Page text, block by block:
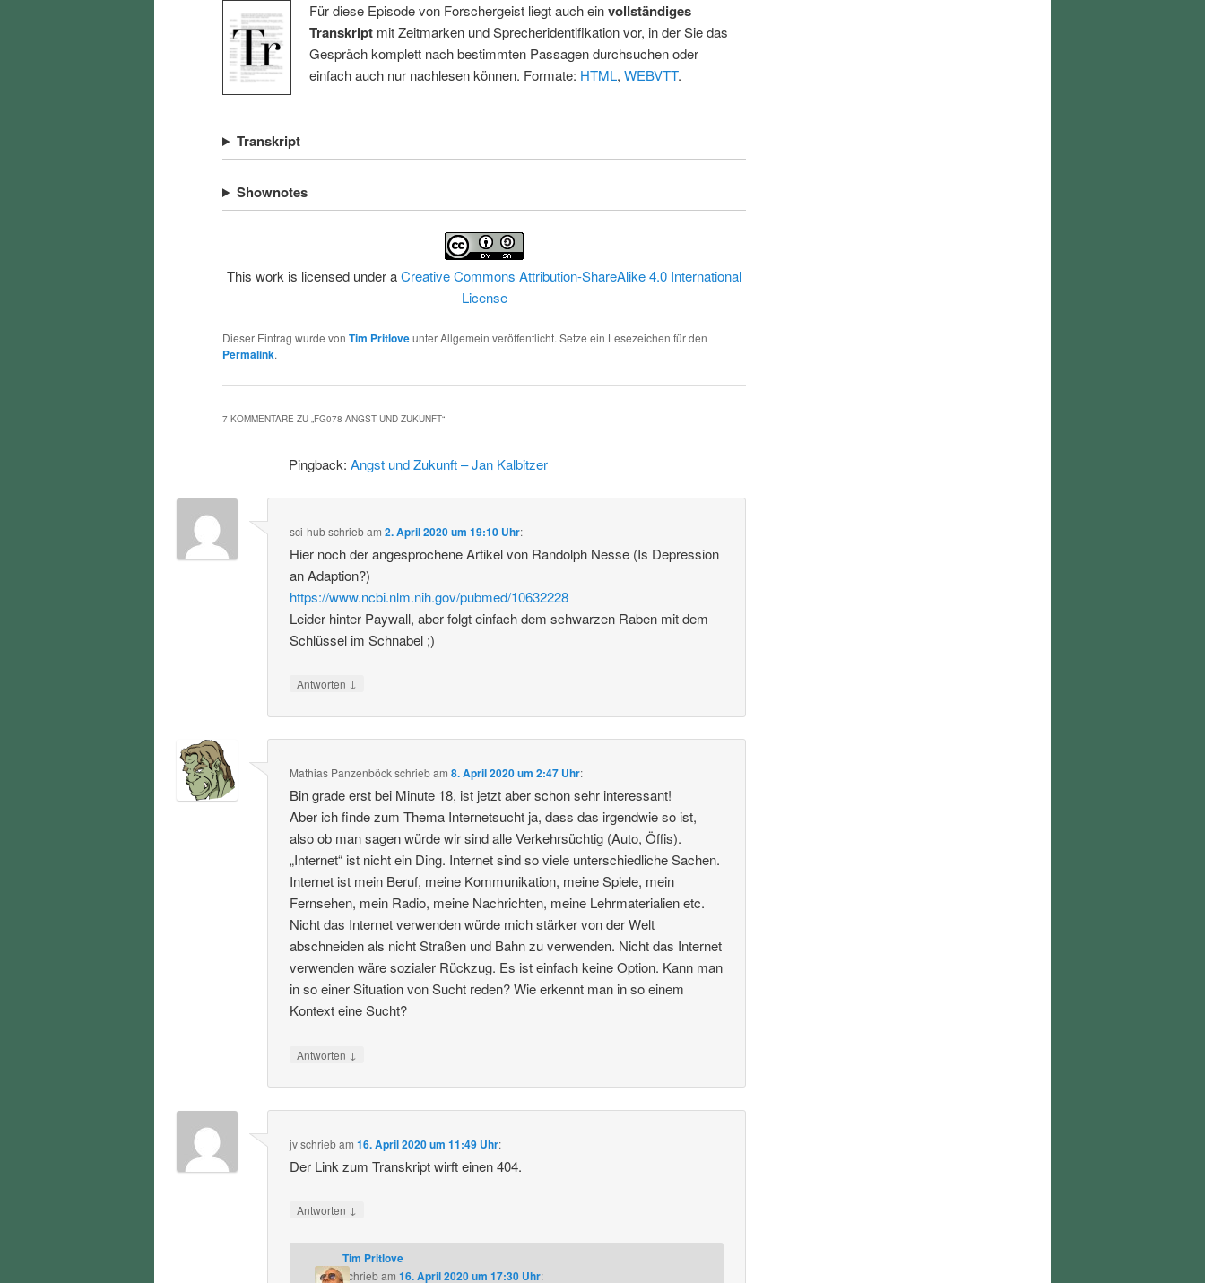
Für diese Episode von Forschergeist liegt auch einvollständiges
Transkriptmit Zeitmarken und Sprecheridentifikation vor, in der Sie das
Gespräch komplett nach bestimmten Passagen durchsuchen oder
einfach auch nur nachlesen können. Formate: HTML, WEBVTT.
Transkript
Shownotes
This work is licensed under aCreative Commons Attribution-ShareAlike 4.0 International
License
Dieser Eintrag wurde von Tim Pritloveunter Allgemein veröffentlicht. Setze ein Lesezeichen für den
Permalink.
7 KOMMENTARE ZU „FG078 ANGST UND ZUKUNFT“
Pingback:Angst und Zukunft – Jan Kalbitzer
sci-hubschriebam2. April 2020 um 19:10 Uhr:
Hier noch der angesprochene Artikel von Randolph Nesse (Is Depression
an Adaption?)
https://www.ncbi.nlm.nih.gov/pubmed/10632228
Leider hinter Paywall, aber folgt einfach dem schwarzen Raben mit dem
Schlüssel im Schnabel ;)
Antworten ↓
Mathias Panzenböckschriebam8. April 2020 um 2:47 Uhr:
Bin grade erst bei Minute 18, ist jetzt aber schon sehr interessant!
Aber ich finde zum Thema Internetsucht ja, dass das irgendwie so ist,
also ob man sagen würde wir sind alle Verkehrsüchtig (Auto, Öffis).
„Internet“ ist nicht ein Ding. Internet sind so viele unterschiedliche Sachen.
Internet ist mein Beruf, meine Kommunikation, meine Spiele, mein
Fernsehen, mein Radio, meine Nachrichten, meine Lehrmaterialien etc.
Nicht das Internet verwenden würde mich stärker von der Welt
abschneiden als nicht Straßen und Bahn zu verwenden. Nicht das Internet
verwenden wäre sozialer Rückzug. Es ist einfach keine Option. Kann man
in so einer Situation von Sucht reden? Wie erkennt man in so einem
Kontext eine Sucht?
Antworten ↓
jvschriebam16. April 2020 um 11:49 Uhr:
Der Link zum Transkript wirft einen 404.
Antworten ↓
Tim Pritlove
schriebam 16. April 2020 um 17:30 Uhr: